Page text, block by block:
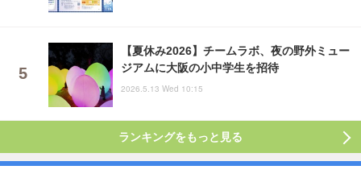
【夏休み2026】チームラボ、夜の野外ミュー
ジアムに大阪の小中学生を招待
2026.5.13 Wed 10:15
ランキングをもっと見る